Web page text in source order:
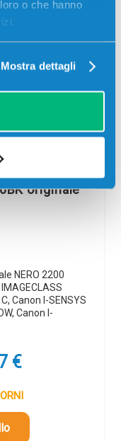
o che hanno
Mostra dettagli
originale
NERO 2200
Canon I-SENSYS
Canon I-
€Il
attuale
è: